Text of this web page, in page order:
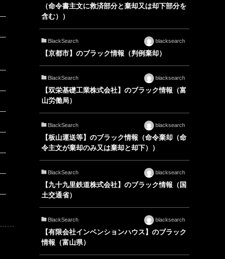
（命令書主文に救済部分と棄却又は却下部分を
含む））
BlackSearch blacksearch
【京都市】のブラック情報（判例棄却）
BlackSearch blacksearch
【双栄基礎工業株式会社】のブラック情報（富
山労働局）
BlackSearch blacksearch
【板山運送等】のブラック情報（命令棄却（命
令主文が棄却のみ又は棄却と却下））
BlackSearch blacksearch
【九十九里鉄道株式会社】のブラック情報（国
土交通省）
BlackSearch blacksearch
【有限会社インベンションハウス】のブラック
情報（富山県）